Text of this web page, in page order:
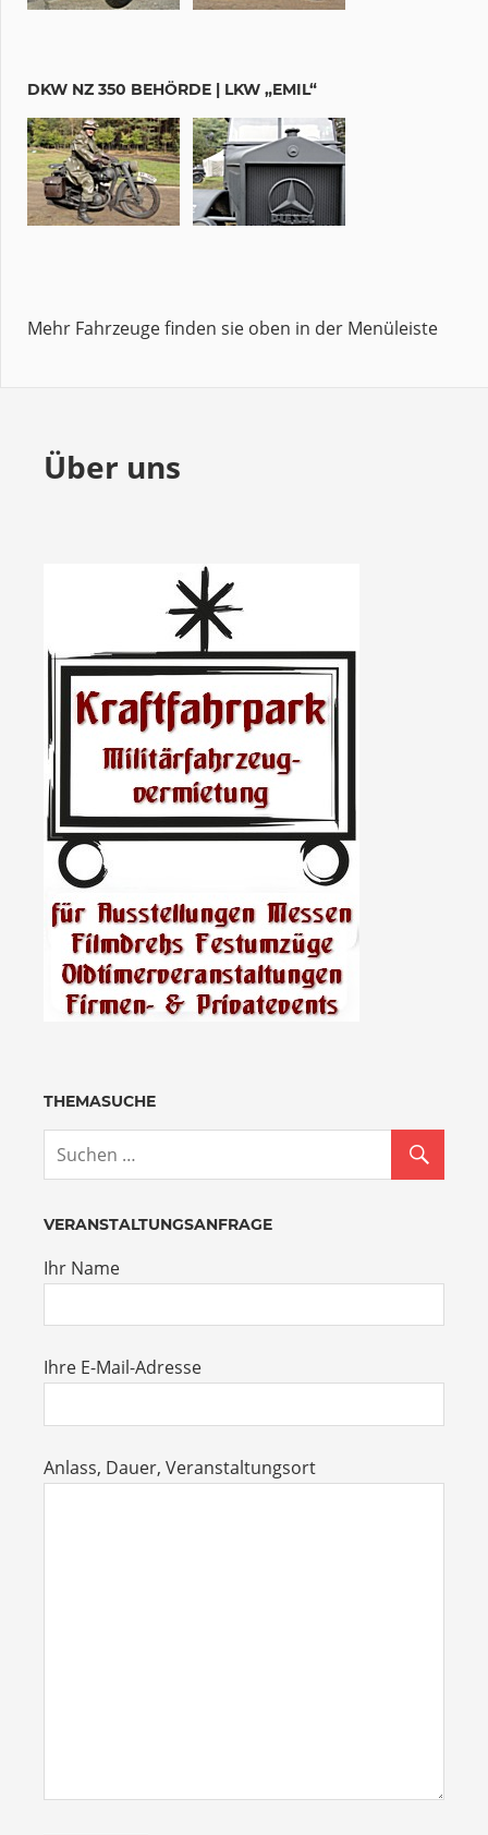
DKW NZ 350 BEHÖRDE | LKW „EMIL“
Mehr Fahrzeuge finden sie oben in der Menüleiste
Über uns
THEMASUCHE
VERANSTALTUNGSANFRAGE
Ihr Name
Ihre E-Mail-Adresse
Anlass, Dauer, Veranstaltungsort